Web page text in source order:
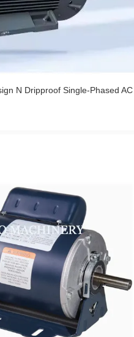
N Dripproof Single-Phased